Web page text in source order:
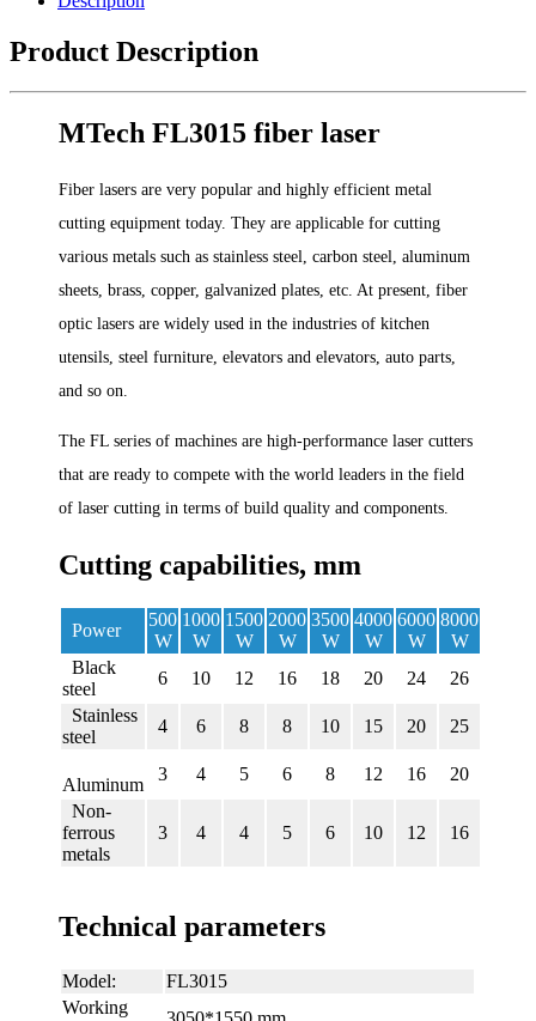
Product Description
MTech FL3015 fiber laser
Fiber lasers are very popular and highly efficient metal
cutting equipment today. They are applicable for cutting
various metals such as stainless steel, carbon steel, aluminum
sheets, brass, copper, galvanized plates, etc. At present, fiber
optic lasers are widely used in the industries of kitchen
utensils, steel furniture, elevators and elevators, auto parts,
and so on.
The FL series of machines are high-performance laser cutters
that are ready to compete with the world leaders in the field
of laser cutting in terms of build quality and components.
Cutting capabilities, mm
Power
500
W
1000
W
1500
W
2000
W
3500
W
4000
W
6000
W
8000
W
Black
steel
6 10 12 16 18 20 24
26
Stainless
steel
4 6 8 8 10 15 20 25
Aluminum
3 4 5 6 8 12 16
20
Non-
ferrous
metals
3 4 4 5 6 10 12 16
Technical parameters
Model:
FL3015
Working